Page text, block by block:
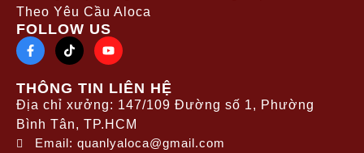
Theo Yêu Cầu Aloca
FOLLOW US
THÔNG TIN LIÊN HỆ
Địa chỉ xưởng: 147/109 Đường số 1, Phường
Bình Tân, TP.HCM
Email: quanlyaloca@gmail.com